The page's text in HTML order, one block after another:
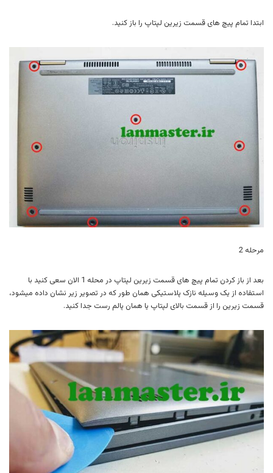
ابتدا تمام پیچ های قسمت زیرین لپتاپ را باز کنید.
مرحله 2
بعد از باز کردن تمام پیچ های قسمت زیرین لپتاپ در محله 1 الان سعی کنید با
استفاده از یک وسیله نازک پلاستیکی همان طور که در تصویر زیر نشان داده میشود،
قسمت زیرین را از قسمت بالای لپتاپ یا همان پالم رست جدا کنید.